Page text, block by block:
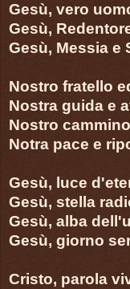
Gesù, vero
Gesù,
Gesù, Messia e
Nostro fratello
Nostra guida e
Nostro
Notra pace e
Gesù, luce
Gesù, stella
Gesù, alba
Gesù, giorno
Cristo, parola